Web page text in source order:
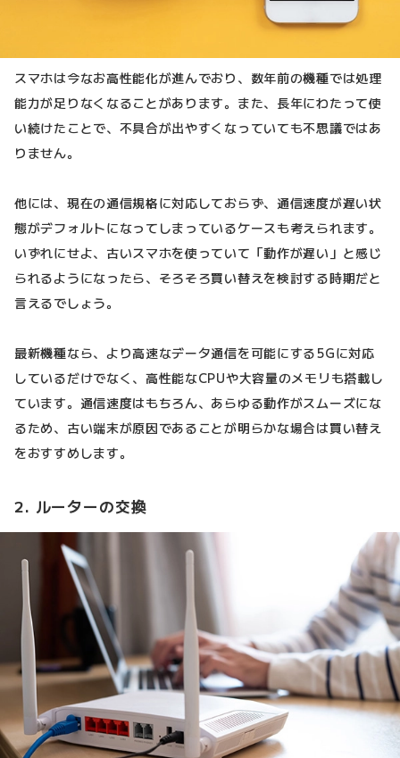
スマホは今なお高性能化が進んでおり、数年前の機種では処理
能力が足りなくなることがあります。また、長年にわたって使
い続けたことで、不具合が出やすくなっていても不思議ではあ
りません。
他には、現在の通信規格に対応しておらず、通信速度が遅い状
態がデフォルトになってしまっているケースも考えられます。
いずれにせよ、古いスマホを使っていて「動作が遅い」と感じ
られるようになったら、そろそろ買い替えを検討する時期だと
言えるでしょう。
最新機種なら、より高速なデータ通信を可能にする5Gに対応
しているだけでなく、高性能なCPUや大容量のメモリも搭載し
ています。通信速度はもちろん、あらゆる動作がスムーズにな
るため、古い端末が原因であることが明らかな場合は買い替え
をおすすめします。
2. ルーターの交換